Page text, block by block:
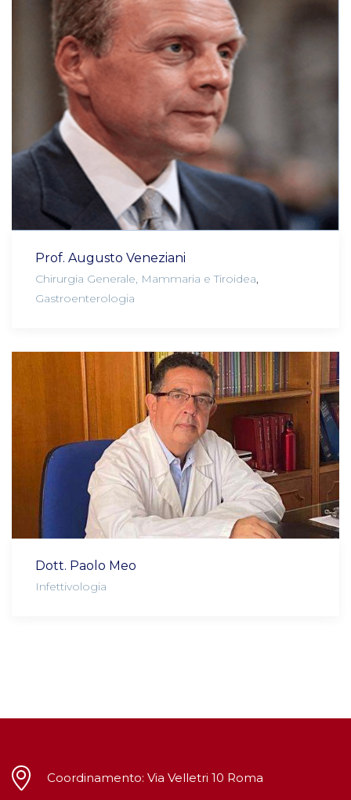
Prof. Augusto Veneziani
Chirurgia Generale, Mammaria e Tiroidea,
Gastroenterologia
Dott. Paolo Meo
Infettivologia
Coordinamento: Via Velletri 10 Roma